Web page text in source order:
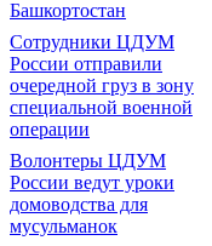
Башкортостан
Сотрудники ЦДУМ
России отправили
очередной груз в зону
специальной военной
операции
Волонтеры ЦДУМ
России ведут уроки
домоводства для
мусульманок